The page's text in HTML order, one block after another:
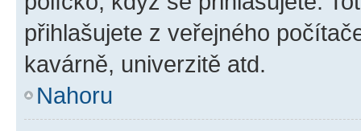
přihlašujete z veřejného
kavárně, univerzitě atd.
Nahoru